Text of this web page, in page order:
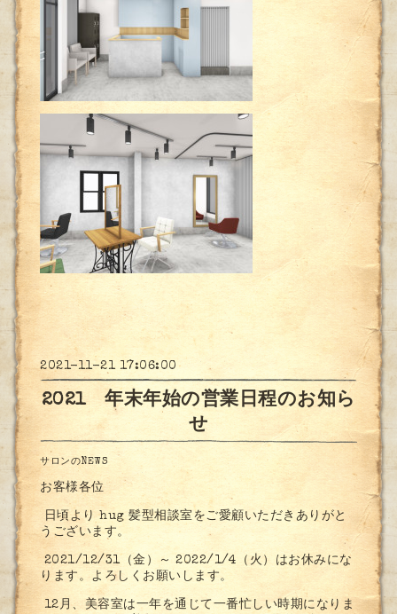
2021-11-21 17:06:00
2021 年末年始の営業日程のお知ら
せ
サロンのNEWS
お客様各位
日頃より hug 髪型相談室をご愛顧いただきありがと
うございます。
2021/12/31（金）～ 2022/1/4（火）はお休みにな
ります。よろしくお願いします。
12月、美容室は一年を通じて一番忙しい時期になりま